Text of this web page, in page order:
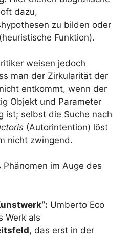
dazu,
zu bilden oder
Funktion).
weisen jedoch
man der Zirkularität der
entkommt, wenn der
Objekt und Parameter
ist; selbst die Suche nach
(Autorintention) löst
nicht zwingend.
Phänomen im Auge des
Umberto Eco
Werk als
, das erst in der